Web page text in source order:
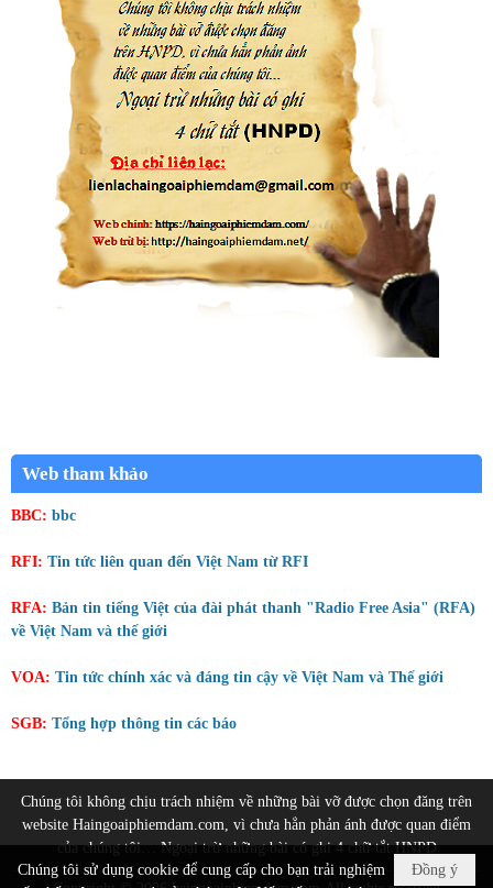
Web tham khảo
BBC: bbc
RFI: Tin tức liên quan đến Việt Nam từ RFI
RFA: Bản tin tiếng Việt của đài phát thanh "Radio Free Asia" (RFA)
về Việt Nam và thế giới
VOA: Tin tức chính xác và đáng tin cậy về Việt Nam và Thế giới
SGB: Tổng hợp thông tin các báo
Chúng tôi không chịu trách nhiệm về những bài vỡ được chọn đăng trên
website Haingoaiphiemdam.com, vì chưa hẳn phản ánh được quan điểm
của chúng tôi… Ngoại trừ những bài có ghi 4 chữ tắt HNPD
Đồng ý
Chúng tôi sử dụng cookie để cung cấp cho bạn trải nghiệm